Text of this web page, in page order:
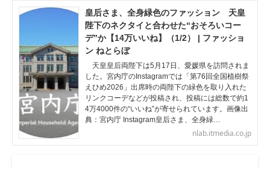
皇后さま、全身緑色のファッション 天皇
陛下のネクタイと合わせた“おそろいコー
デ”か【14万いいね】（1/2） | ファッショ
ン ねとらぼ
天皇皇后両陛下は5月17日、愛媛県を訪問されま
した。宮内庁のInstagramでは「第76回全国植樹祭
えひめ2026」出席時の両陛下の緑色を取り入れた
リンクコーデなどが投稿され、投稿には総数で約1
4万4000件の“いいね”が寄せられています。画像出
典：宮内庁 Instagram皇后さま、全身緑…
nlab.itmedia.co.jp